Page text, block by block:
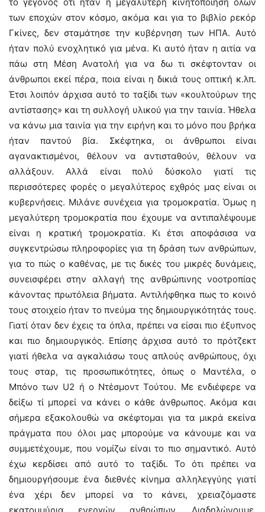
των εποχών στον κόσμο, ακόμα και για το βιβλίο ρεκόρ
Γκίνες, δεν σταμάτησε την κυβέρνηση των ΗΠΑ. Αυτό
ήταν πολύ ενοχλητικό για μένα. Κι αυτό ήταν η αιτία να
πάω στη Μέση Ανατολή για να δω τι σκέφτονταν οι
άνθρωποι εκεί πέρα, ποια είναι η δικιά τους οπτική κ.λπ.
Έτσι λοιπόν άρχισα αυτό το ταξίδι των «κουλτούρων της
αντίστασης» και τη συλλογή υλικού για την ταινία. Ήθελα
να κάνω μια ταινία για την ειρήνη και το μόνο που βρήκα
ήταν παντού βία. Σκέφτηκα, οι άνθρωποι είναι
αγανακτισμένοι, θέλουν να αντισταθούν, θέλουν να
αλλάξουν. Αλλά είναι πολύ δύσκολο γιατί τις
περισσότερες φορές ο μεγαλύτερος εχθρός μας είναι οι
κυβερνήσεις. Μιλάνε συνέχεια για τρομοκρατία. Όμως η
μεγαλύτερη τρομοκρατία που έχουμε να αντιπαλέψουμε
είναι η κρατική τρομοκρατία. Κι έτσι αποφάσισα να
συγκεντρώσω πληροφορίες για τη δράση των ανθρώπων,
για το πώς ο καθένας, με τις δικές του μικρές δυνάμεις,
συνεισφέρει στην αλλαγή της ανθρώπινης νοοτροπίας
κάνοντας πρωτόλεια βήματα. Αντιλήφθηκα πως το κοινό
τους στοιχείο ήταν το πνεύμα της δημιουργικότητάς τους.
Γιατί όταν δεν έχεις τα όπλα, πρέπει να είσαι πιο έξυπνος
και πιο δημιουργικός. Επίσης άρχισα αυτό το πρότζεκτ
γιατί ήθελα να αγκαλιάσω τους απλούς ανθρώπους, όχι
τους σταρ, τις προσωπικότητες, όπως ο Μαντέλα, ο
Μπόνο των U2 ή ο Ντέσμοντ Τούτου. Με ενδιέφερε να
δείξω τί μπορεί να κάνει ο κάθε άνθρωπος. Ακόμα και
σήμερα εξακολουθώ να σκέφτομαι για τα μικρά εκείνα
πράγματα που όλοι μας μπορούμε να κάνουμε και να
συμμετέχουμε, που νομίζω είναι το πιο σημαντικό. Αυτό
έχω κερδίσει από αυτό το ταξίδι. Το ότι πρέπει να
δημιουργήσουμε ένα διεθνές κίνημα αλληλεγγύης γιατί
ένα χέρι δεν μπορεί να το κάνει, χρειαζόμαστε